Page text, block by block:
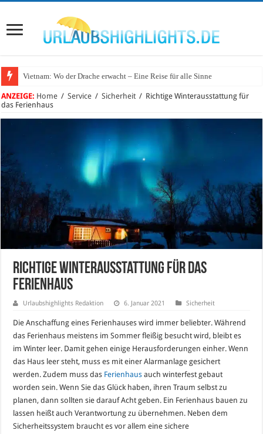
Vietnam: Wo der Drache erwacht – Eine Reise für alle Sinne
ANZEIGE: Home / Service / Sicherheit / Richtige Winterausstattung für
das Ferienhaus
Richtige Winterausstattung für das
Ferienhaus
Urlaubshighlights Redaktion 6. Januar 2021 Sicherheit
Die Anschaffung eines Ferienhauses wird immer beliebter. Während
das Ferienhaus meistens im Sommer fleißig besucht wird, bleibt es
im Winter leer. Damit gehen einige Herausforderungen einher. Wenn
das Haus leer steht, muss es mit einer Alarmanlage gesichert
werden. Zudem muss das Ferienhaus auch winterfest gebaut
worden sein. Wenn Sie das Glück haben, ihren Traum selbst zu
planen, dann sollten sie darauf Acht geben. Ein Ferienhaus bauen zu
lassen heißt auch Verantwortung zu übernehmen. Neben dem
Sicherheitssystem braucht es vor allem eine sichere